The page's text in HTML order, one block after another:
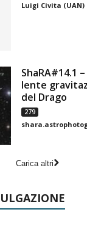
Luigi Civita (UAN)
ShaRA#14.1
lente
del Drago
279
Carica altri